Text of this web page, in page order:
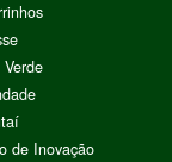
de Inovação